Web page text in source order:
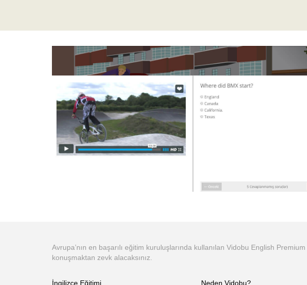
Avrupa’nın en başarılı eğitim kuruluşlarında kullanılan Vidobu English Premium
konuşmaktan zevk alacaksınız.
İngilizce Eğitimi Neden Vidobu?